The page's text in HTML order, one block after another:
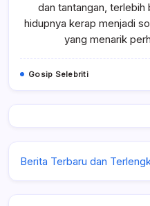
dan tantangan, terlebih
hidupnya kerap menjadi
yang menarik
Gosip Selebriti
Berita Terbaru dan